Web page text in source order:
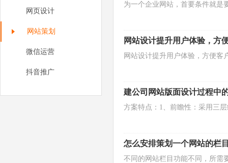
网页设计
网站策划
微信运营
抖音推广
为一个企业网站，首要条件就是
网站设计提升用户体验，方
网站设计提升用户体验，方便客
建公司网站版面设计过程中
方案特点：1、前瞻性：采用三
怎么安排策划一个网站的栏
不同的网站栏目功能不同，所需